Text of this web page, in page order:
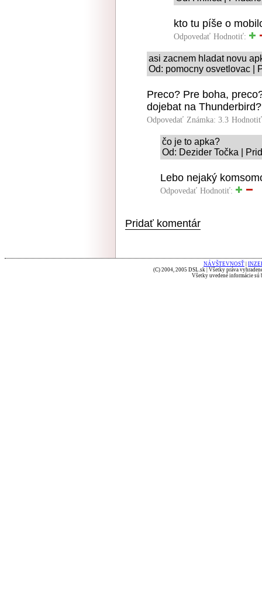
kto tu píše o
Odpovedať Hodnotiť:
asi zacnem hladat novu
Od: pomocny osvetlovac |
Preco? Pre boha,
dojebat na Thunderbird?
Odpovedať Známka: 3.3
čo je to apka?
Od: Dezider Točka |
Lebo nejaký
Odpovedať Hodnotiť:
Pridať komentár
NÁVŠTEVNOSŤ
(C) 2004, 2005 DSL.sk | Všetky práva
Všetky uvedené informácie sú